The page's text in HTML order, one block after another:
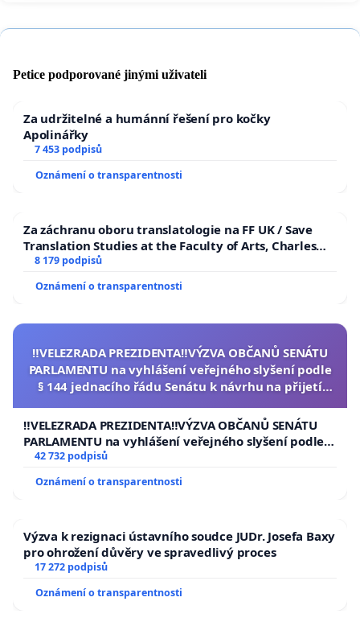
Petice podporované jinými uživateli
Za udržitelné a humánní řešení pro kočky
Apolinářky
7 453 podpisů
Oznámení o transparentnosti
Za záchranu oboru translatologie na FF UK / Save
Translation Studies at the Faculty of Arts, Charles
University
8 179 podpisů
Oznámení o transparentnosti
‼️VELEZRADA PREZIDENTA‼️VÝZVA OBČANŮ SENÁTU
PARLAMENTU na vyhlášení veřejného slyšení podle
§ 144 jednacího řádu Senátu k návrhu na přijetí
republiky
‼️VELEZRADA PREZIDENTA‼️VÝZVA OBČANŮ SENÁTU
PARLAMENTU na vyhlášení veřejného slyšení podle §
144 jednacího řádu Senátu k návrhu na přijetí
usnesení k podání ústavní žaloby na prezidenta
republiky
42 732 podpisů
Oznámení o transparentnosti
Výzva k rezignaci ústavního soudce JUDr. Josefa Baxy
pro ohrožení důvěry ve spravedlivý proces
17 272 podpisů
Oznámení o transparentnosti